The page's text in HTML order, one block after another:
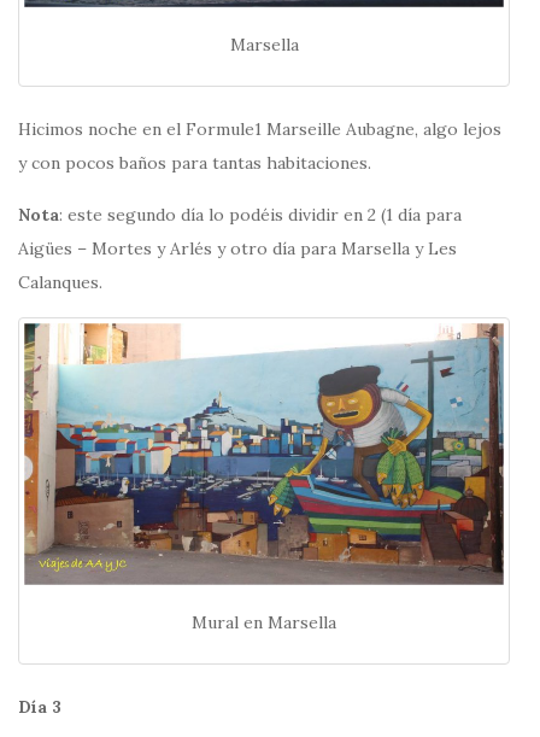
Marsella
Hicimos noche en el Formule1 Marseille Aubagne, algo lejos
y con pocos baños para tantas habitaciones.
Nota: este segundo día lo podéis dividir en 2 (1 día para
Aigües – Mortes y Arlés y otro día para Marsella y Les
Calanques.
Mural en Marsella
Día 3